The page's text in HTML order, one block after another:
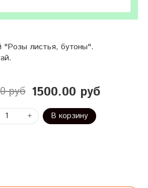
"Розы листья, бутоны".
руб 1500.00 руб
В корзину